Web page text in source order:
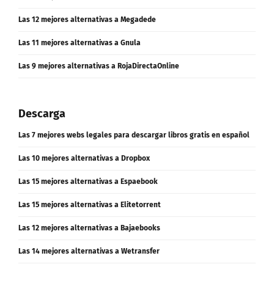
Las 12 mejores alternativas a Megadede
Las 11 mejores alternativas a Gnula
Las 9 mejores alternativas a RojaDirectaOnline
Descarga
Las 7 mejores webs legales para descargar libros gratis en español
Las 10 mejores alternativas a Dropbox
Las 15 mejores alternativas a Espaebook
Las 15 mejores alternativas a Elitetorrent
Las 12 mejores alternativas a Bajaebooks
Las 14 mejores alternativas a Wetransfer